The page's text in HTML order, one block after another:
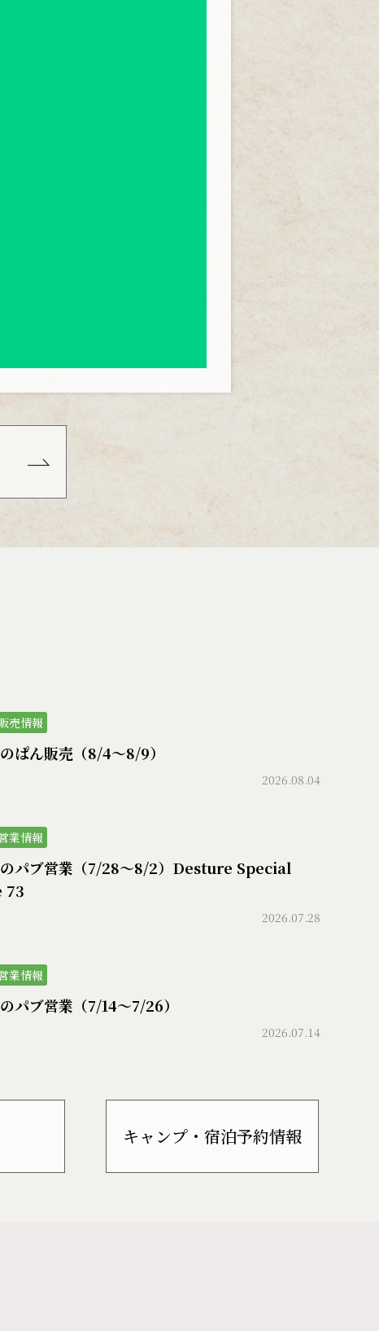
売情報
ぱん販売（8/4〜8/9）
2026.08.04
業情報
パブ営業（7/28〜8/2）Desture Special
73
2026.07.28
業情報
パブ営業（7/14〜7/26）
2026.07.14
キャンプ・宿泊予約情報